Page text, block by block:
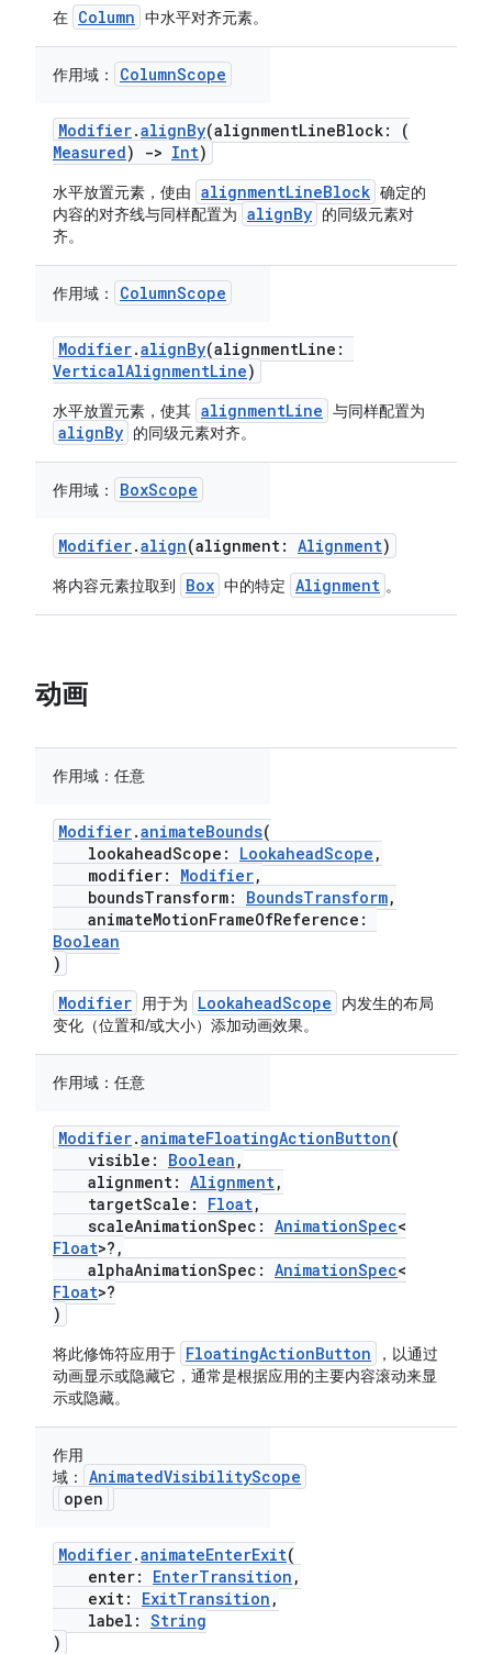
在 Column 中水平对齐元素。
作用域： ColumnScope
Modifier.alignBy(alignmentLineBlock: (
Measured) -> Int)
水平放置元素，使由 alignmentLineBlock 确定的
内容的对齐线与同样配置为 alignBy 的同级元素对
齐。
作用域： ColumnScope
Modifier.alignBy(alignmentLine:
VerticalAlignmentLine)
水平放置元素，使其 alignmentLine 与同样配置为
alignBy 的同级元素对齐。
作用域： BoxScope
Modifier.align(alignment: Alignment)
将内容元素拉取到 Box 中的特定 Alignment 。
动画
作用域： 任意
Modifier.animateBounds(
lookaheadScope: LookaheadScope ,
modifier: Modifier,
boundsTransform: BoundsTransform,
animateMotionFrameOfReference:
Boolean
)
Modifier 用于为 LookaheadScope
内发生的布局
变化（位置和/或大小）添加动画效果。
作用域： 任意
Modifier.animateFloatingActionButton(
visible: Boolean ,
alignment: Alignment,
targetScale: Float,
scaleAnimationSpec: AnimationSpec<
Float>?,
alphaAnimationSpec: AnimationSpec<
Float>?
)
将此修饰符应用于 FloatingActionButton
，以通过
动画显示或隐藏它，通常是根据应用的主要内容滚动来显
示或隐藏。
作用
域：
AnimatedVisibilityScope
open
Modifier.animateEnterExit(
enter: EnterTransition ,
exit: ExitTransition ,
label: String
)